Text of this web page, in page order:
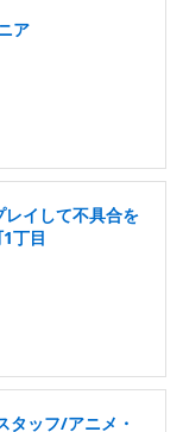
ア
イして不具合を
丁目
タッフ/アニメ・